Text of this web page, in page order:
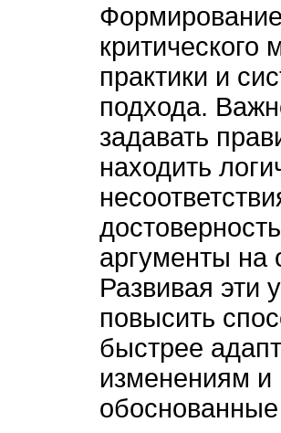
практики и
подхода.
задавать
находить
аргументы на
Развивая эти
повысить
быстрее
изменениям и